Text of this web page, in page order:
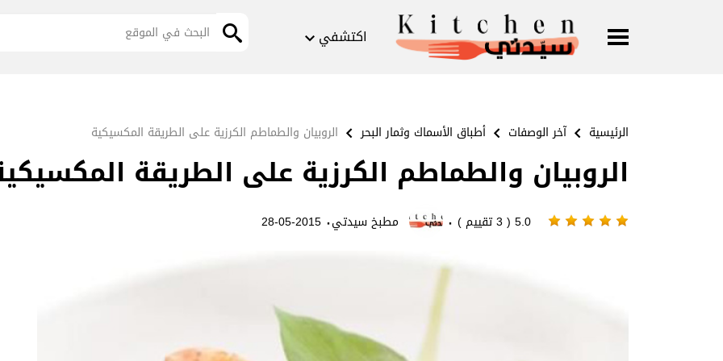
اكتشفي
الرئيسية آخر الوصفات أطباق الأسماك وثمار البحر الروبيان والطماطم الكرزية على الطريقة المكسيكية
الروبيان والطماطم الكرزية على الطريقة
· مطبخ سيدتي·
2015-05-28